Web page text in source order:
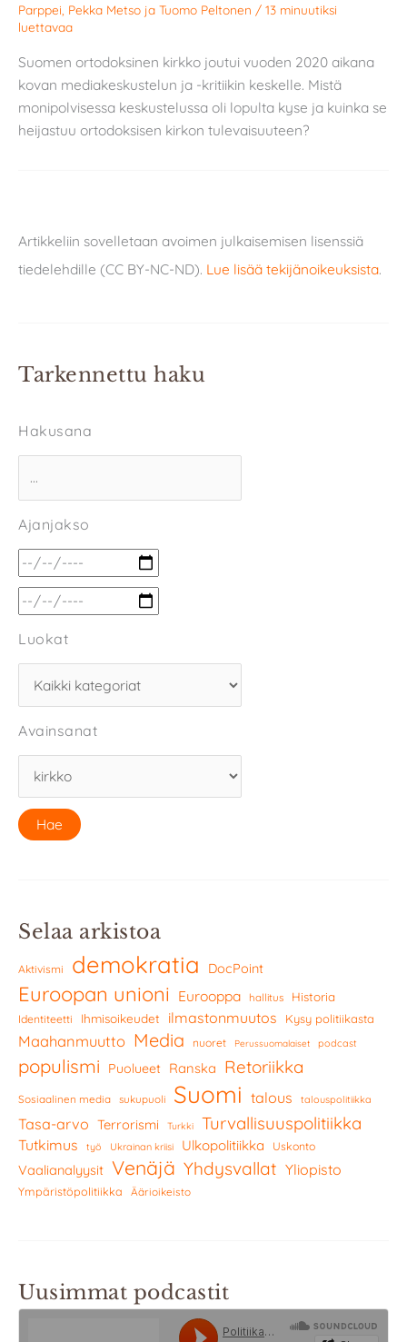
Parppei, Pekka Metso ja Tuomo Peltonen / 13 minuutiksi
luettavaa
Suomen ortodoksinen kirkko joutui vuoden 2020 aikana
kovan mediakeskustelun ja -kritiikin keskelle. Mistä
monipolvisessa keskustelussa oli lopulta kyse ja kuinka se
heijastuu ortodoksisen kirkon tulevaisuuteen?
Artikkeliin sovelletaan avoimen julkaisemisen lisenssiä
tiedelehdille (CC BY-NC-ND). Lue lisää tekijänoikeuksista.
Tarkennettu haku
Hakusana
Ajanjakso
Luokat
Avainsanat
Selaa arkistoa
Aktivismi demokratia DocPoint
Euroopan unioni Eurooppa hallitus Historia
Identiteetti Ihmisoikeudet ilmastonmuutos Kysy politiikasta
Maahanmuutto Media nuoret Perussuomalaiset podcast
populismi Puolueet Ranska Retoriikka
Sosiaalinen media sukupuoli Suomi talous talouspolitiikka
Tasa-arvo Terrorismi Turkki Turvallisuuspolitiikka
Tutkimus työ Ukrainan kriisi Ulkopolitiikka Uskonto
Vaalianalyysit Venäjä Yhdysvallat Yliopisto
Ympäristöpolitiikka Äärioikeisto
Uusimmat podcastit